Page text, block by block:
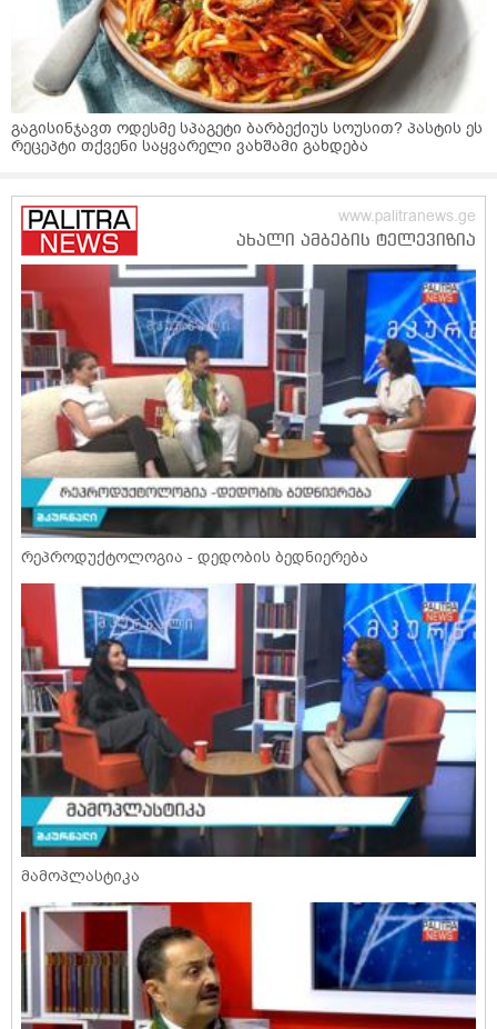
გაგისინჯავთ ოდესმე სპაგეტი ბარბექიუს სოუსით? პასტის ეს
რეცეპტი თქვენი საყვარელი ვახშამი გახდება
რეპროდუქტოლოგია - დედობის ბედნიერება
მამოპლასტიკა